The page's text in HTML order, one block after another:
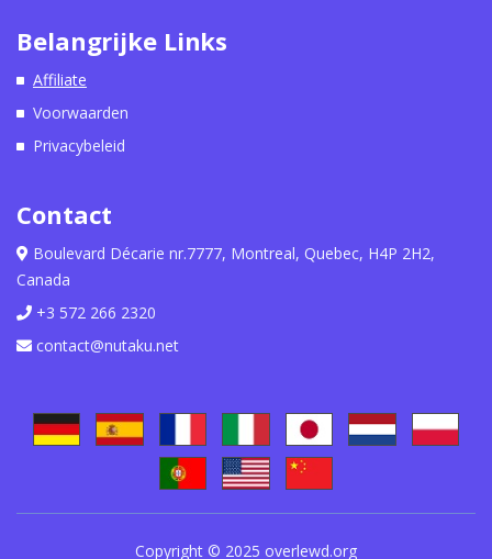
Belangrijke Links
Affiliate
Voorwaarden
Privacybeleid
Contact
Boulevard Décarie nr.7777, Montreal, Quebec, H4P 2H2,
Canada
+3 572 266 2320
contact@nutaku.net
Copyright © 2025 overlewd.org